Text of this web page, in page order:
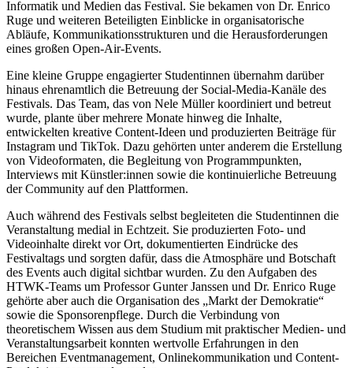
Informatik und Medien das Festival. Sie bekamen von Dr. Enrico
Ruge und weiteren Beteiligten Einblicke in organisatorische
Abläufe, Kommunikationsstrukturen und die Herausforderungen
eines großen Open-Air-Events.
Eine kleine Gruppe engagierter Studentinnen übernahm darüber
hinaus ehrenamtlich die Betreuung der Social-Media-Kanäle des
Festivals. Das Team, das von Nele Müller koordiniert und betreut
wurde, plante über mehrere Monate hinweg die Inhalte,
entwickelten kreative Content-Ideen und produzierten Beiträge für
Instagram und TikTok. Dazu gehörten unter anderem die Erstellung
von Videoformaten, die Begleitung von Programmpunkten,
Interviews mit Künstler:innen sowie die kontinuierliche Betreuung
der Community auf den Plattformen.
Auch während des Festivals selbst begleiteten die Studentinnen die
Veranstaltung medial in Echtzeit. Sie produzierten Foto- und
Videoinhalte direkt vor Ort, dokumentierten Eindrücke des
Festivaltags und sorgten dafür, dass die Atmosphäre und Botschaft
des Events auch digital sichtbar wurden. Zu den Aufgaben des
HTWK-Teams um Professor Gunter Janssen und Dr. Enrico Ruge
gehörte aber auch die Organisation des „Markt der Demokratie“
sowie die Sponsorenpflege. Durch die Verbindung von
theoretischem Wissen aus dem Studium mit praktischer Medien- und
Veranstaltungsarbeit konnten wertvolle Erfahrungen in den
Bereichen Eventmanagement, Onlinekommunikation und Content-